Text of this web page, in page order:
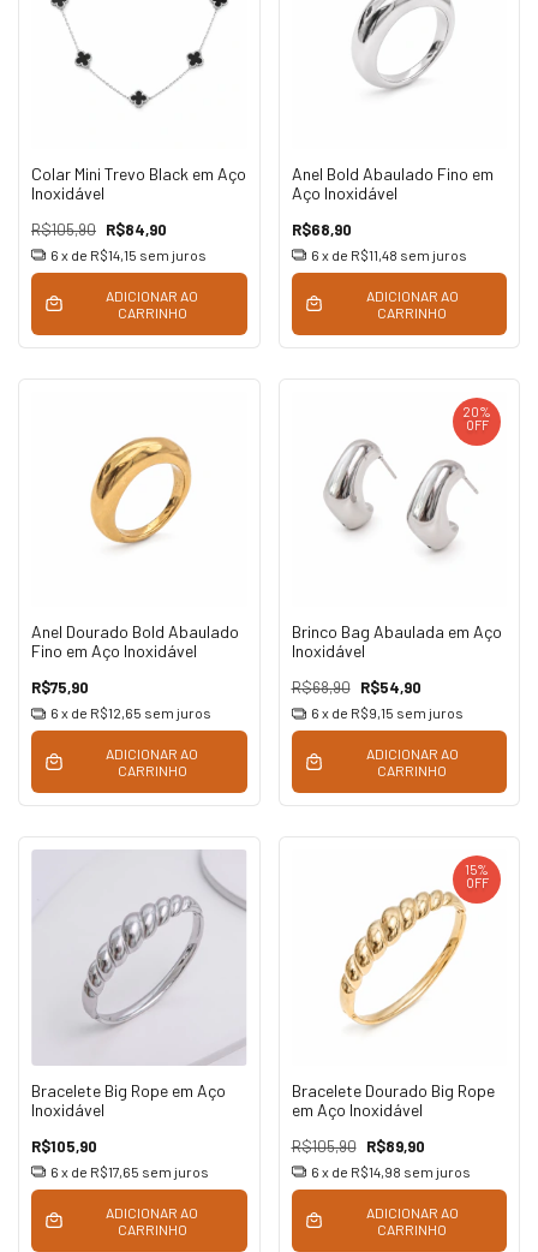
Colar Mini Trevo Black em Aço
Inoxidável
R$105,90 R$84,90
6 x de R$14,15 sem juros
ADICIONAR AO
CARRINHO
Anel Bold Abaulado Fino em
Aço Inoxidável
R$68,90
6 x de R$11,48 sem juros
ADICIONAR AO
CARRINHO
Anel Dourado Bold Abaulado
Fino em Aço Inoxidável
R$75,90
6 x de R$12,65 sem juros
ADICIONAR AO
CARRINHO
20%
OFF
Brinco Bag Abaulada em Aço
Inoxidável
R$68,90 R$54,90
6 x de R$9,15 sem juros
ADICIONAR AO
CARRINHO
Bracelete Big Rope em Aço
Inoxidável
R$105,90
6 x de R$17,65 sem juros
ADICIONAR AO
CARRINHO
15%
OFF
Bracelete Dourado Big Rope
em Aço Inoxidável
R$105,90 R$89,90
6 x de R$14,98 sem juros
ADICIONAR AO
CARRINHO